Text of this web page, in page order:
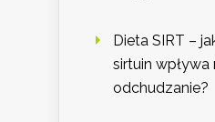
Dieta SIRT –
sirtuin wpływa
odchudzanie?